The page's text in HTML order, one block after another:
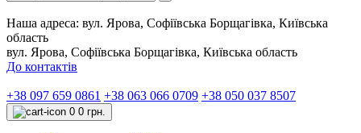
Наша адреса: вул. Ярова, Софіївська Борщагівка, Київська
область
вул. Ярова, Софіївська Борщагівка, Київська область
До контактів
+38 097 659 0861 +38 063 066 0709 +38 050 037 8507
0 0 грн.